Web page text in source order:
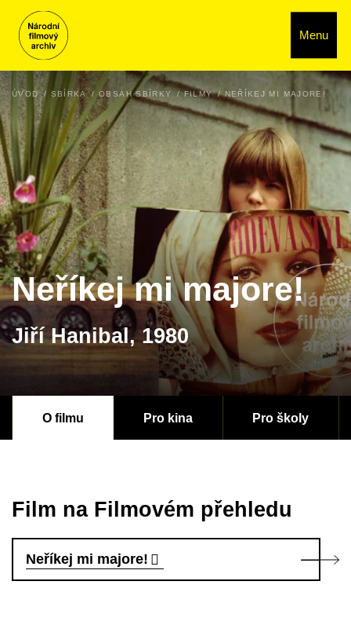
Menu
ÚVOD SBÍRKA OBSAH SBÍRKY FILMY NEŘÍKEJ MI MAJORE!
Neříkej mi majore!
Jiří Hanibal, 1980
O filmu Pro kina Pro školy
Film na Filmovém přehledu
Neříkej mi majore!